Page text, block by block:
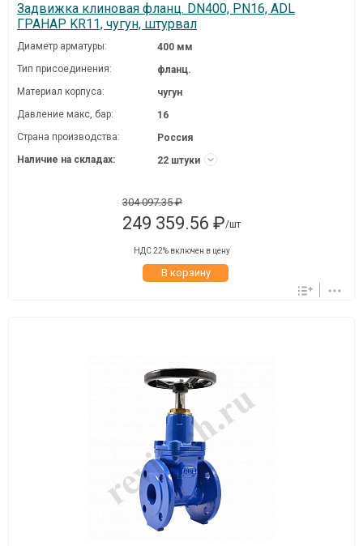
Задвижка клиновая фланц. DN400, PN16, ADL
ГРАНАР KR11, чугун, штурвал
Диаметр арматуры:
400 мм
Тип присоединения:
фланц.
Материал корпуса:
чугун
Давление макc, бар:
16
Страна производства:
Россия
Наличие на складах:
22 штуки
304 097.35 ₽
249 359.56 ₽/шт
НДС 22% включен в цену
В корзину